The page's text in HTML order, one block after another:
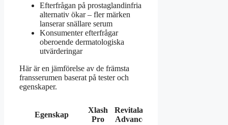
Efterfrågan på prostaglandinfria
alternativ ökar – fler märken
lanserar snällare serum
Konsumenter efterfrågar
oberoende dermatologiska
utvärderingar
Här är en jämförelse av de främsta
fransserumen baserat på tester och
egenskaper.
Egenskap
Xlash
Pro
Revitalash
Advanced